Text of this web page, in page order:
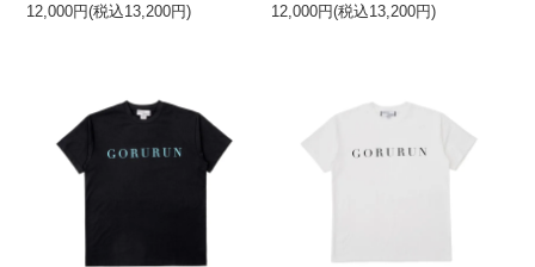
12,000円(税込13,200円)
12,000円(税込13,200円)